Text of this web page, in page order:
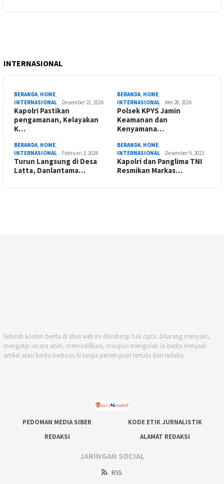
INTERNASIONAL
BERANDA HOME
INTERNASIONAL
Desember 21, 2024
Kapolri Pastikan
pengamanan, Kelayakan
K…
BERANDA HOME
INTERNASIONAL
Mei 28, 2024
Polsek KPYS Jamin
Keamanan dan
Kenyamana…
BERANDA HOME
INTERNASIONAL
Februari 3, 2024
Turun Langsung di Desa
Latta, Danlantama…
BERANDA HOME
INTERNASIONAL
Desember 9, 2023
Kapolri dan Panglima TNI
Resmikan Markas…
Seluruh konten berita di situs web ini dilindungi hak cipta. Dilarang menyalin,
mengutip secara utuh, memodifikasi, maupun mengolah isi berita menjadi
artikel atau berita berbasis AI tanpa persetujuan tertulis dari redaksi.
PEDOMAN MEDIA SIBER
KODE ETIK JURNALISTIK
REDAKSI
ALAMAT REDAKSI
JARINGAN SOCIAL
RSS